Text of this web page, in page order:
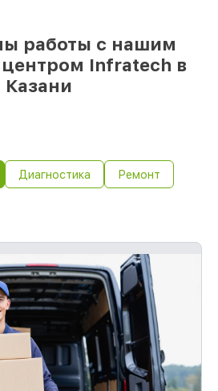
работы с нашим
Infratech в
Казани
Диагностика Ремонт